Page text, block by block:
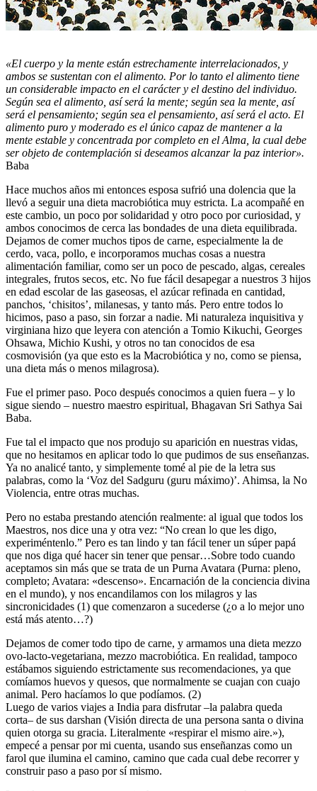
«El cuerpo y la mente están estrechamente interrelacionados, y
ambos se sustentan con el alimento. Por lo tanto el alimento tiene
un considerable impacto en el carácter y el destino del individuo.
Según sea el alimento, así será la mente; según sea la mente, así
será el pensamiento; según sea el pensamiento, así será el acto. El
alimento puro y moderado es el único capaz de mantener a la
mente estable y concentrada por completo en el Alma, la cual debe
ser objeto de contemplación si deseamos alcanzar la paz interior».
Baba
Hace muchos años mi entonces esposa sufrió una dolencia que la
llevó a seguir una dieta macrobiótica muy estricta. La acompañé en
este cambio, un poco por solidaridad y otro poco por curiosidad, y
ambos conocimos de cerca las bondades de una dieta equilibrada.
Dejamos de comer muchos tipos de carne, especialmente la de
cerdo, vaca, pollo, e incorporamos muchas cosas a nuestra
alimentación familiar, como ser un poco de pescado, algas, cereales
integrales, frutos secos, etc. No fue fácil desapegar a nuestros 3 hijos
en edad escolar de las gaseosas, el azúcar refinada en cantidad,
panchos, ‘chisitos’, milanesas, y tanto más. Pero entre todos lo
hicimos, paso a paso, sin forzar a nadie. Mi naturaleza inquisitiva y
virginiana hizo que leyera con atención a Tomio Kikuchi, Georges
Ohsawa, Michio Kushi, y otros no tan conocidos de esa
cosmovisión (ya que esto es la Macrobiótica y no, como se piensa,
una dieta más o menos milagrosa).
Fue el primer paso. Poco después conocimos a quien fuera – y lo
sigue siendo – nuestro maestro espiritual, Bhagavan Sri Sathya Sai
Baba.
Fue tal el impacto que nos produjo su aparición en nuestras vidas,
que no hesitamos en aplicar todo lo que pudimos de sus enseñanzas.
Ya no analicé tanto, y simplemente tomé al pie de la letra sus
palabras, como la ‘Voz del Sadguru (guru máximo)’. Ahimsa, la No
Violencia, entre otras muchas.
Pero no estaba prestando atención realmente: al igual que todos los
Maestros, nos dice una y otra vez: “No crean lo que les digo,
experiméntenlo.” Pero es tan lindo y tan fácil tener un súper papá
que nos diga qué hacer sin tener que pensar…Sobre todo cuando
aceptamos sin más que se trata de un Purna Avatara (Purna: pleno,
completo; Avatara: «descenso». Encarnación de la conciencia divina
en el mundo), y nos encandilamos con los milagros y las
sincronicidades (1) que comenzaron a sucederse (¿o a lo mejor uno
está más atento…?)
Dejamos de comer todo tipo de carne, y armamos una dieta mezzo
ovo-lacto-vegetariana, mezzo macrobiótica. En realidad, tampoco
estábamos siguiendo estrictamente sus recomendaciones, ya que
comíamos huevos y quesos, que normalmente se cuajan con cuajo
animal. Pero hacíamos lo que podíamos. (2)
Luego de varios viajes a India para disfrutar –la palabra queda
corta– de sus darshan (Visión directa de una persona santa o divina
quien otorga su gracia. Literalmente «respirar el mismo aire.»),
empecé a pensar por mi cuenta, usando sus enseñanzas como un
farol que ilumina el camino, camino que cada cual debe recorrer y
construir paso a paso por sí mismo.